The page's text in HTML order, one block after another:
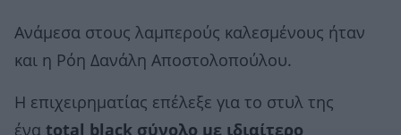
Ανάμεσα στους λαμπερούς καλεσμένους ήταν
και η Ρόη Δανάλη Αποστολοπούλου.
Η επιχειρηματίας επέλεξε για το στυλ της
ένα tοtal black σύνολο με ιδιαίτερο